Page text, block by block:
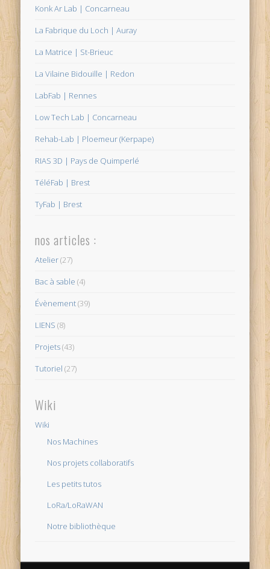
Konk Ar Lab | Concarneau
La Fabrique du Loch | Auray
La Matrice | St-Brieuc
La Vilaine Bidouille | Redon
LabFab | Rennes
Low Tech Lab | Concarneau
Rehab-Lab | Ploemeur (Kerpape)
RIAS 3D | Pays de Quimperlé
TéléFab | Brest
TyFab | Brest
nos articles :
Atelier(27)
Bac à sable (4)
Évènement(39)
LIENS (8)
Projets(43)
Tutoriel (27)
Wiki
Wiki
Nos Machines
Nos projets collaboratifs
Les petits tutos
LoRa/LoRaWAN
Notre bibliothèque